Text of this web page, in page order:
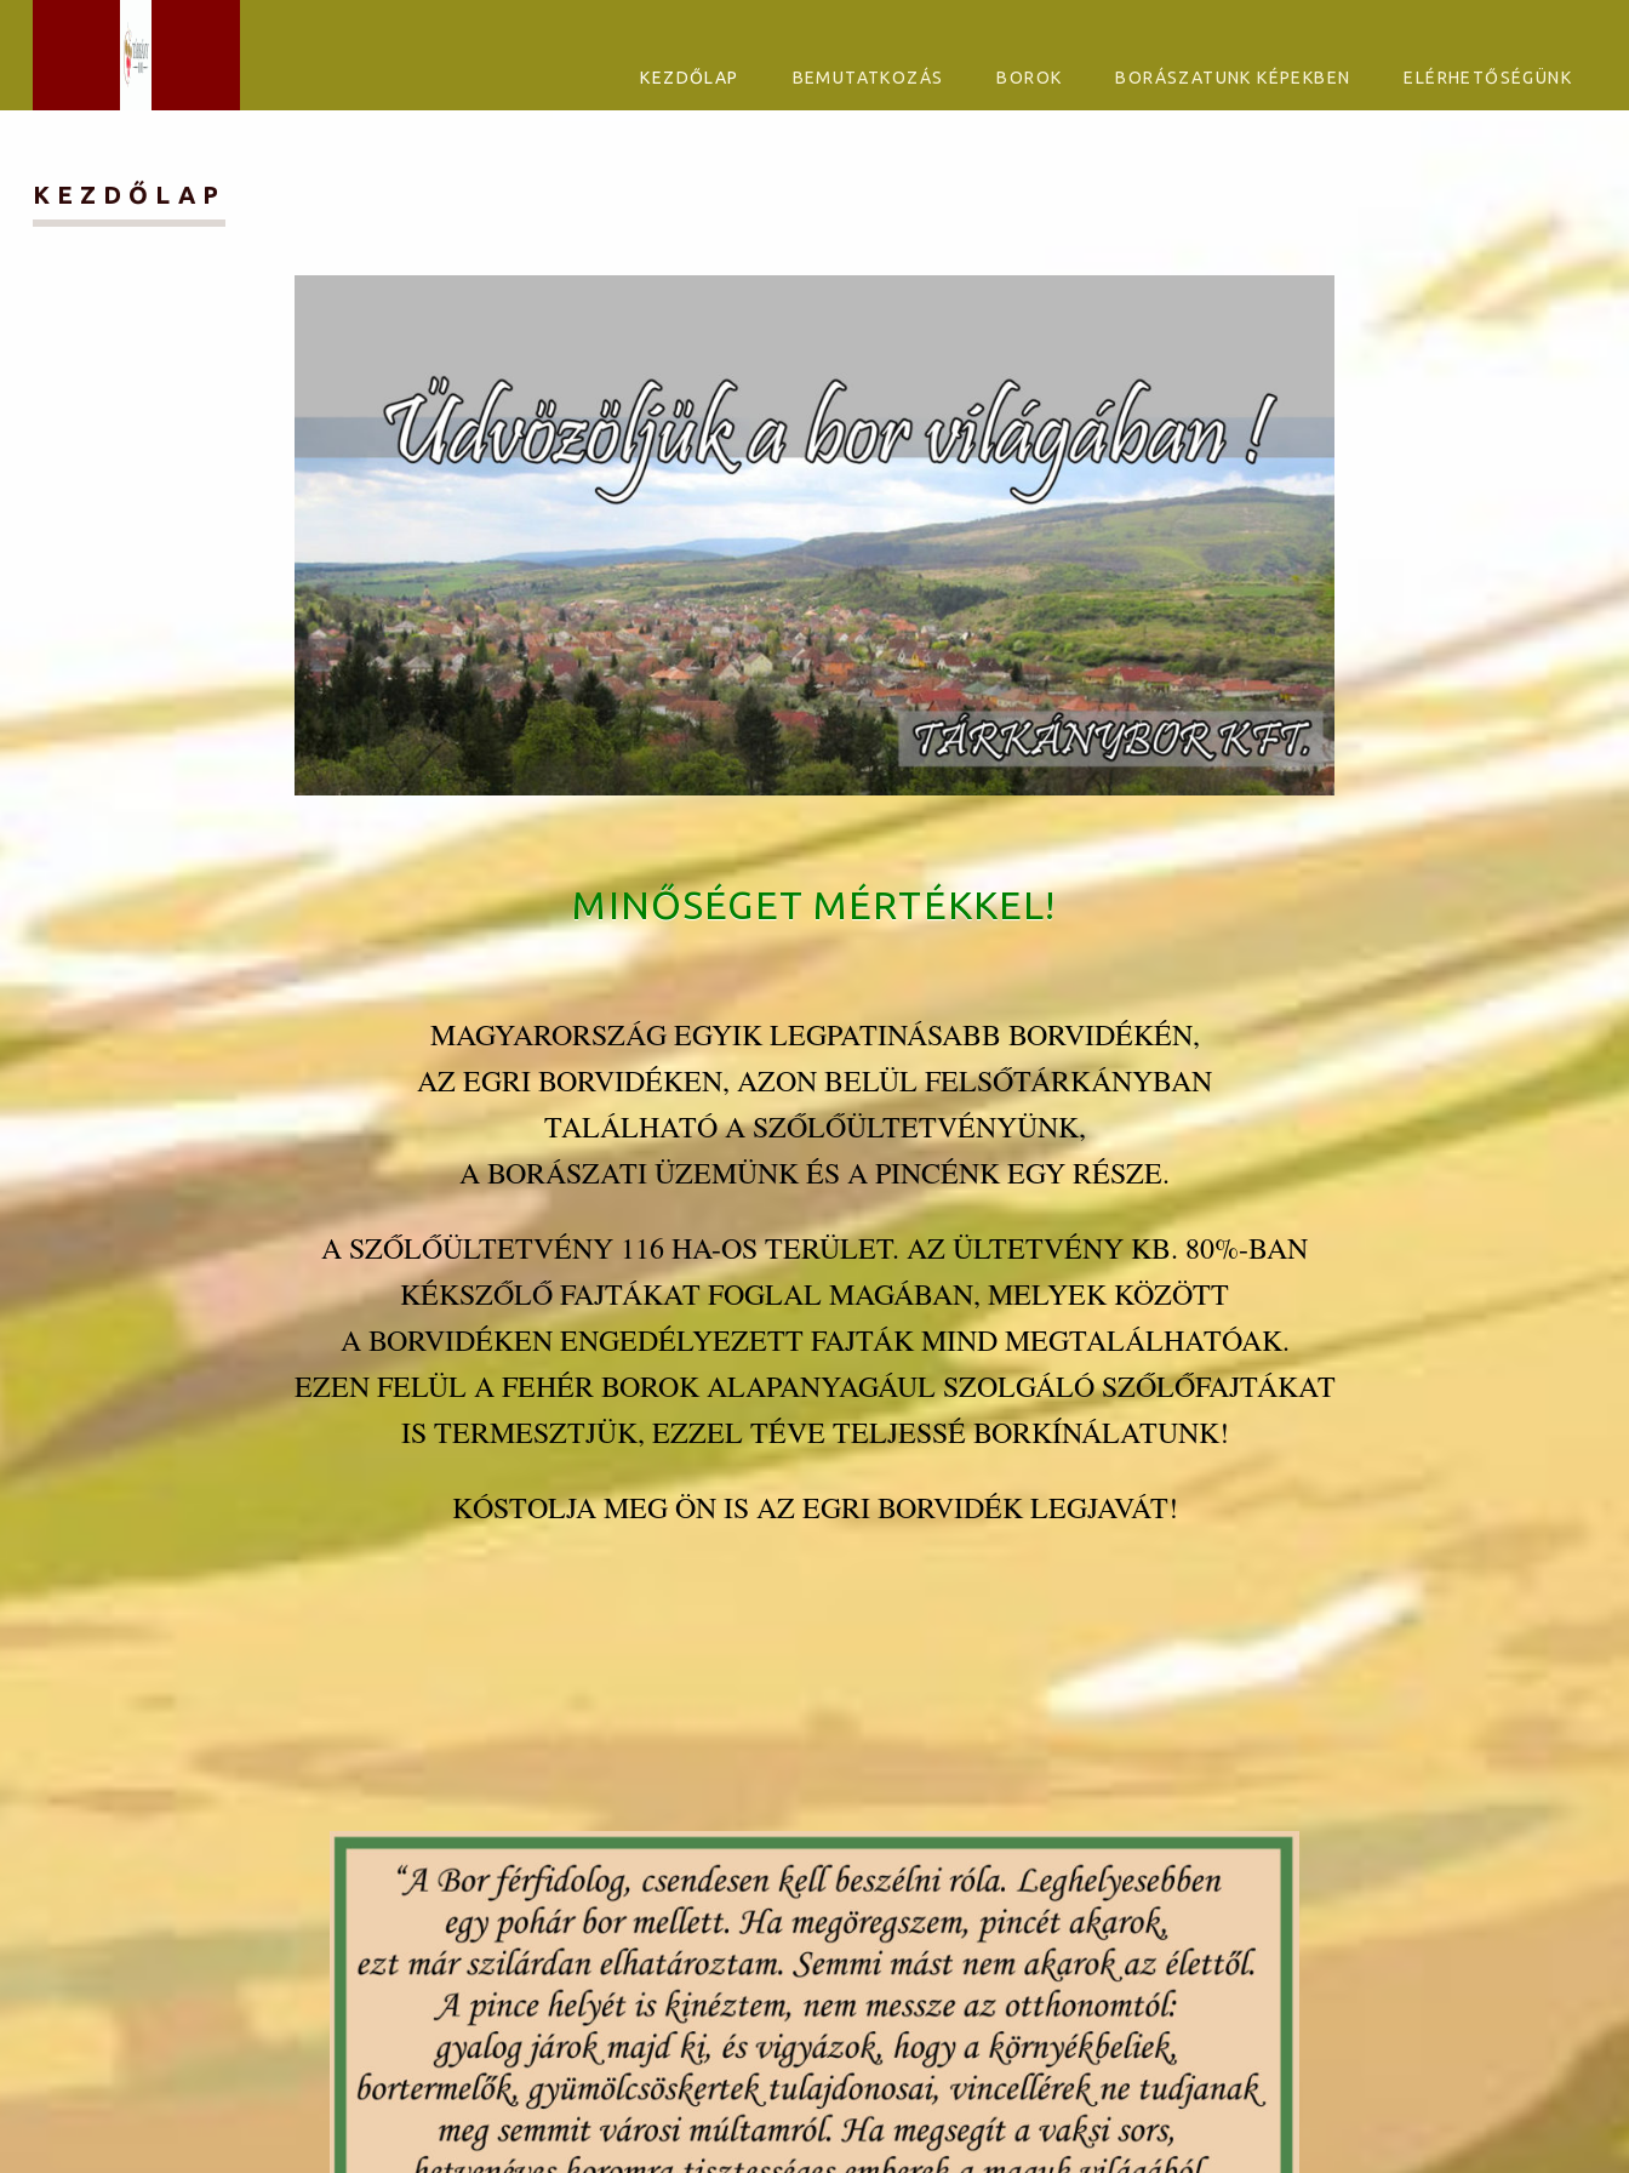
KEZDŐLAP BEMUTATKOZÁS BOROK BORÁSZATUNK KÉPEKBEN ELÉRHETŐSÉGÜNK
KEZDŐLAP
MINŐSÉGET MÉRTÉKKEL!
MAGYARORSZÁG EGYIK LEGPATINÁSABB BORVIDÉKÉN,
AZ EGRI BORVIDÉKEN, AZON BELÜL FELSŐTÁRKÁNYBAN
TALÁLHATÓ A SZŐLŐÜLTETVÉNYÜNK,
A BORÁSZATI ÜZEMÜNK ÉS A PINCÉNK EGY RÉSZE.
A SZŐLŐÜLTETVÉNY 116 HA-OS TERÜLET. AZ ÜLTETVÉNY KB. 80%-BAN
KÉKSZŐLŐ FAJTÁKAT FOGLAL MAGÁBAN, MELYEK KÖZÖTT
A BORVIDÉKEN ENGEDÉLYEZETT FAJTÁK MIND MEGTALÁLHATÓAK.
EZEN FELÜL A FEHÉR BOROK ALAPANYAGÁUL SZOLGÁLÓ SZŐLŐFAJTÁKAT
IS TERMESZTJÜK, EZZEL TÉVE TELJESSÉ BORKÍNÁLATUNK!
KÓSTOLJA MEG ÖN IS AZ EGRI BORVIDÉK LEGJAVÁT!